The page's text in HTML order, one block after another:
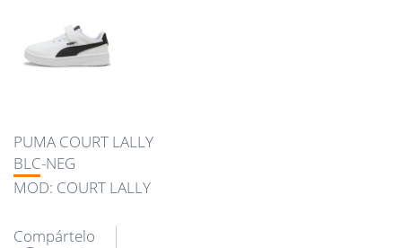
PUMA COURT LALLY
BLC-NEG
MOD: COURT LALLY
Compártelo